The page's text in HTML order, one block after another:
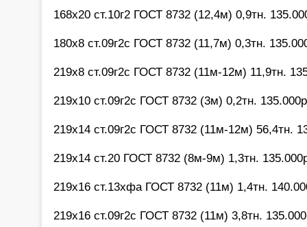
168х20 ст.10г2 ГОСТ 8732 (12,4м) 0,9тн.
180х8 ст.09г2с ГОСТ 8732 (11,7м) 0,3тн.
219х8 ст.09г2с ГОСТ 8732 (11м-12м) 11,9тн.
219х10 ст.09г2с ГОСТ 8732 (3м) 0,2тн.
219х14 ст.09г2с ГОСТ 8732 (11м-12м) 56,4тн.
219х14 ст.20 ГОСТ 8732 (8м-9м) 1,3тн.
219х16 ст.13хфа ГОСТ 8732 (11м) 1,4тн.
219х16 ст.09г2с ГОСТ 8732 (11м) 3,8тн.